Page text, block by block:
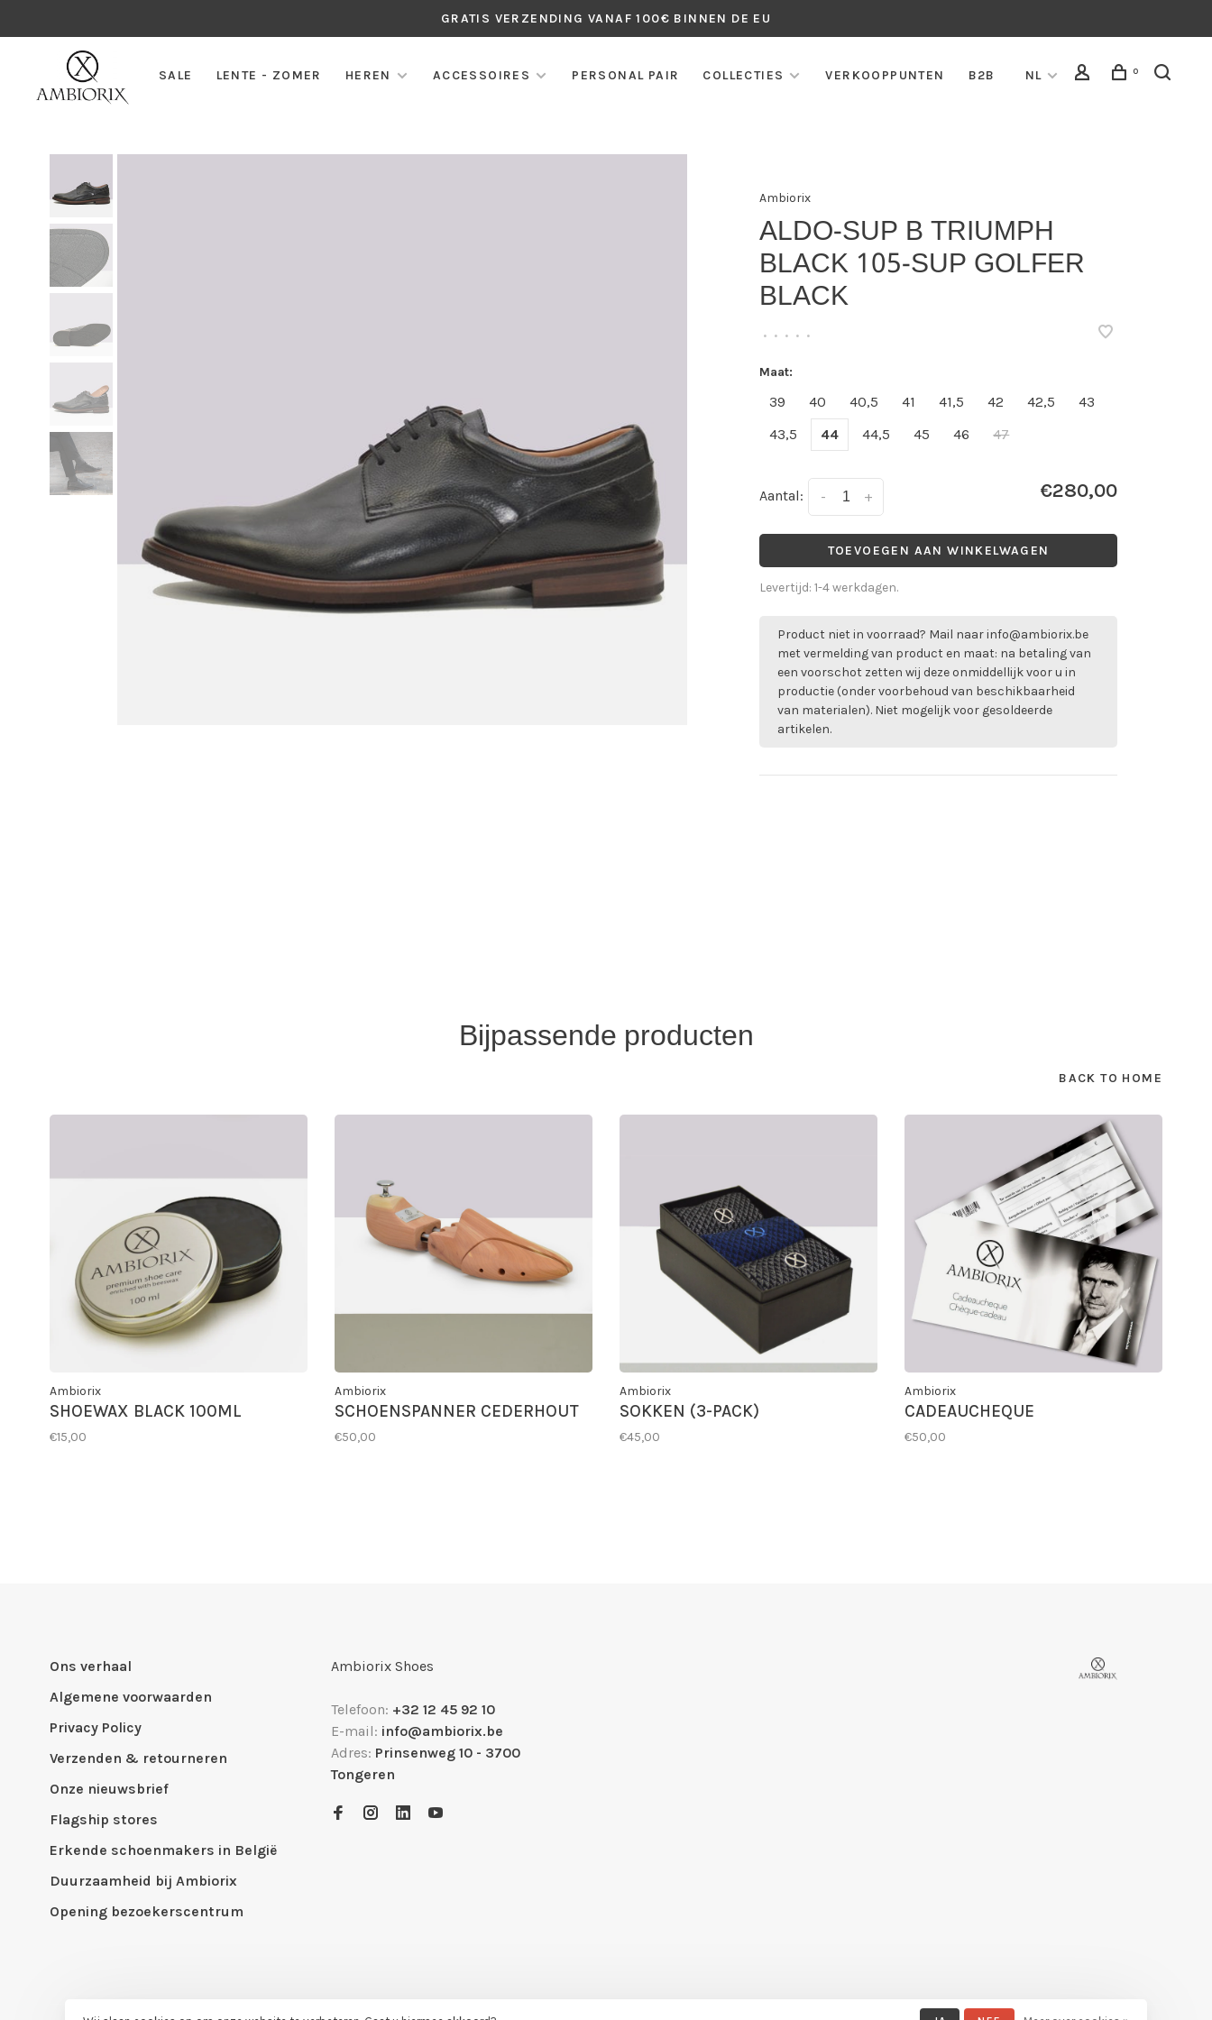
GRATIS VERZENDING VANAF 100€ BINNEN DE EU
SALE LENTE - ZOMER HEREN ACCESSOIRES PERSONAL PAIR COLLECTIES VERKOOPPUNTEN B2B NL 0
Ambiorix
ALDO-SUP B TRIUMPH
BLACK 105-SUP GOLFER
BLACK
• • • • •
Maat:
39 40 40,5 41 41,5 42 42,5
43
43,5
44 44,5 45 46 47
Aantal: +
- €280,00
TOEVOEGEN AAN WINKELWAGEN
Levertijd: 1-4 werkdagen.
Product niet in voorraad? Mail naarinfo@ambiorix.be
met vermelding van product en maat: na betaling van
een voorschot zetten wij deze onmiddellijk voor u in
productie (onder voorbehoud van beschikbaarheid
van materialen). Niet mogelijk voor gesoldeerde
artikelen.
Bijpassende producten
BACK TO HOME
Ambiorix
SHOEWAX BLACK 100ML
€15,00
Ambiorix
SCHOENSPANNER CEDERHOUT
€50,00
Ambiorix
SOKKEN (3-PACK)
€45,00
Ambiorix
CADEAUCHEQUE
€50,00
Ons verhaal
Algemene voorwaarden
Privacy Policy
Verzenden & retourneren
Onze nieuwsbrief
Flagship stores
Erkende schoenmakers in België
Duurzaamheid bij Ambiorix
Opening bezoekerscentrum
Ambiorix Shoes
Telefoon: +32 12 45 92 10
E-mail: info@ambiorix.be
Adres: Prinsenweg 10 - 3700
Tongeren